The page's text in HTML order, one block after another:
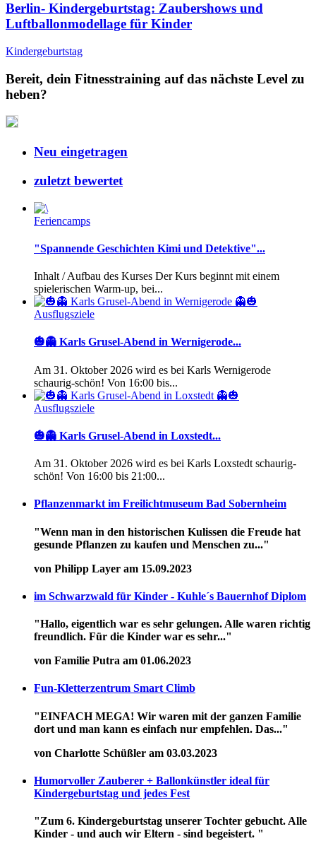
Berlin- Kindergeburtstag: Zaubershows und
Luftballonmodellage für Kinder
Kindergeburtstag
Bereit, dein Fitnesstraining auf das nächste Level zu
heben?
Neu eingetragen
zuletzt bewertet
Feriencamps
"Spannende Geschichten Kimi und Detektive"...
Inhalt / Aufbau des Kurses Der Kurs beginnt mit einem
spielerischen Warm-up, bei...
Ausflugsziele
🎃👻 Karls Grusel-Abend in Wernigerode...
Am 31. Oktober 2026 wird es bei Karls Wernigerode
schaurig-schön! Von 16:00 bis...
Ausflugsziele
🎃👻 Karls Grusel-Abend in Loxstedt...
Am 31. Oktober 2026 wird es bei Karls Loxstedt schaurig-
schön! Von 16:00 bis 21:00...
Pflanzenmarkt im Freilichtmuseum Bad Sobernheim
"Wenn man in den historischen Kulissen die Freude hat
gesunde Pflanzen zu kaufen und Menschen zu..."
von Philipp Layer am 15.09.2023
im Schwarzwald für Kinder - Kuhle´s Bauernhof Diplom
"Hallo, eigentlich war es sehr gelungen. Alle waren richtig
freundlich. Für die Kinder war es sehr..."
von Familie Putra am 01.06.2023
Fun-Kletterzentrum Smart Climb
"EINFACH MEGA! Wir waren mit der ganzen Familie
dort und man kann es einfach nur empfehlen. Das..."
von Charlotte Schüßler am 03.03.2023
Humorvoller Zauberer + Ballonkünstler ideal für
Kindergeburtstag und jedes Fest
"Zum 6. Kindergeburtstag unserer Tochter gebucht. Alle
Kinder - und auch wir Eltern - sind begeistert. "